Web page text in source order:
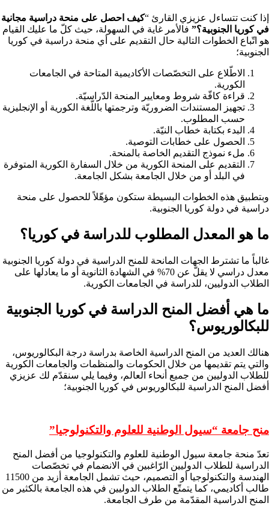
إذا كنت تتساءل عزيزي القارئ “كيف احصل على منحة دراسية مجانية
في كوريا الجنوبية؟” فالأمر غاية في السهولة، حيث كلّ ما عليك القيام
هو اتّباع الخطوات التالية حال التقديم على أي منحة دراسية في كوريا
الجنوبية؛
الاطّلاع على التخصّصات الأكاديمية المتاحة في الجامعات
الكورية.
قراءة كافّة شروط ومعايير المنحة الدّراسيّة.
تجهيز المستندات الضروريّة وترجمتها باللّغة الكورية أو الإنجليزية
حسب المطلوب.
البدء بكتابة خطاب النيّة.
الحصول على خطابات التوصية.
ملء نموذج التقديم الخاصة بالمنحة.
التقديم على المنحة الكورية من خلال السفارة الكورية المتوفرة
في البلد أو من خلال الجامعة بشكل الجامعة.
وبتطبيق هذه الخطوات البسيطة ستكون مؤهّلاً للحصول على منحة
دراسية في دولة كوريا الجنوبية.
ما هو المعدل المطلوب للدراسة في كوريا؟
غالباً ما تشترط الجهات المانحة للمنح الدراسية في دولة كوريا الجنوبية
معدل دراسي لا يقلّ عن 70% في الشهادة الثانوية أو ما يعادلها على
الطلاب الدوليين، للدراسة في الجامعات الكورية.
ما هي أفضل المنح الدراسة في كوريا الجنوبية
للبكالوريوس؟
هنالك العديد من المنح الدراسية الخاصة بدراسة درجة البكالوريوس،
والتي يتم تقديمها من خلال الحكومات والمنظمات والجامعات الكورية
للطلاب الدوليين من جميع أنحاء العالم، وفيما يلي سنقدّم لك عزيزي
أفضل المنح الدراسية للبكالوريوس في كوريا الجنوبية؛
منح جامعة “سيول الوطنية للعلوم والتكنولوجيا”
تعدّ منحة جامعة سيول الوطنية للعلوم والتكنولوجيا من أفضل المنح
الدراسية للطلاب الدوليين الرّاغبين في الانضمام في تخصّصات
الهندسة والتكنولوجيا أو التصميم، حيث تشمل الجامعة أزيد من 11500
طالب أكاديمي، كما يتمتّع الطلاب الدوليين في هذه الجامعة بالكثير من
المنح الدراسية المقدّمة من طرف الجامعة.